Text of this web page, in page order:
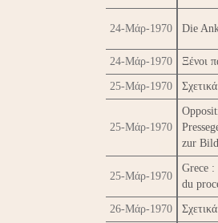
24-Μάρ-1970 Die
24-Μάρ-1970 Ξένοι
25-Μάρ-1970
25-Μάρ-1970
zur
25-Μάρ-1970
Grece :
du
26-Μάρ-1970